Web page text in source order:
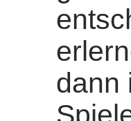
dann